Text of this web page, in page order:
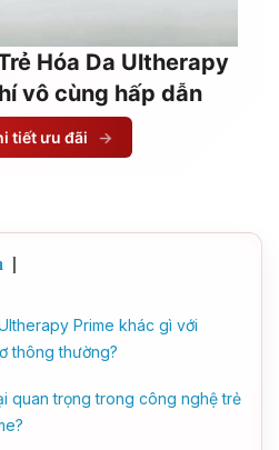
Hóa Da Ultherapy
vô cùng hấp dẫn
tiết ưu đãi →
]
Prime khác gì với
thông thường?
quan trọng trong công nghệ trẻ